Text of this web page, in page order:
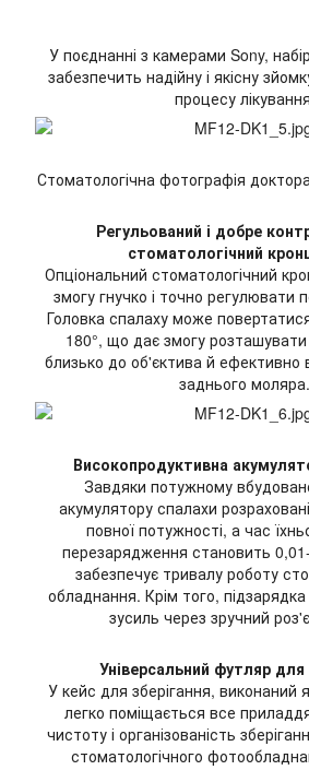
У поєднанні з камерами Sony,
забезпечить надійну і якісну
процесу
Стоматологічна фотографія
Регульований і добре
стоматологічний
Опціональний стоматологічний
змогу гнучко і точно регулювати
Головка спалаху може
180°, що дає змогу розташувати
близько до об'єктива й ефективно
заднього моляра.
Високопродуктивна
Завдяки потужному
акумулятору спалахи
повної потужності, а час
перезарядження становить
забезпечує тривалу роботу
обладнання. Крім того,
зусиль через зручний
Універсальний футляр для
У кейс для зберігання, виконаний
легко поміщається все
чистоту і організованість
стоматологічного